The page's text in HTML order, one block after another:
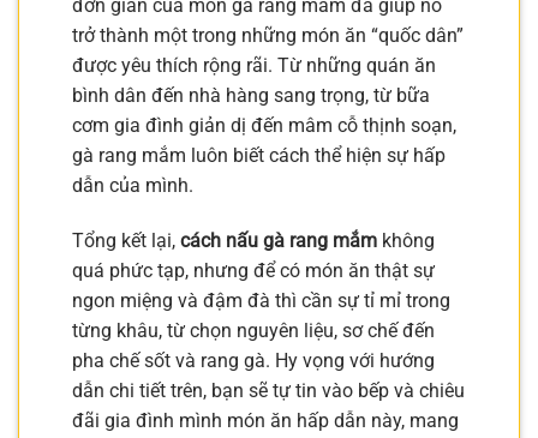
đơn giản của món gà rang mắm đã giúp nó
trở thành một trong những món ăn “quốc dân”
được yêu thích rộng rãi. Từ những quán ăn
bình dân đến nhà hàng sang trọng, từ bữa
cơm gia đình giản dị đến mâm cỗ thịnh soạn,
gà rang mắm luôn biết cách thể hiện sự hấp
dẫn của mình.
Tổng kết lại, cách nấu gà rang mắm không
quá phức tạp, nhưng để có món ăn thật sự
ngon miệng và đậm đà thì cần sự tỉ mỉ trong
từng khâu, từ chọn nguyên liệu, sơ chế đến
pha chế sốt và rang gà. Hy vọng với hướng
dẫn chi tiết trên, bạn sẽ tự tin vào bếp và chiêu
đãi gia đình mình món ăn hấp dẫn này, mang